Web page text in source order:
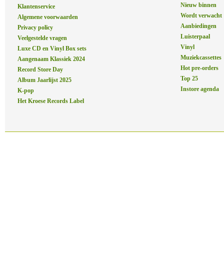
Klantenservice
Algemene voorwaarden
Privacy policy
Veelgestelde vragen
Luxe CD en Vinyl Box sets
Aangenaam Klassiek 2024
Record Store Day
Album Jaarlijst 2025
K-pop
Het Kroese Records Label
Nieuw binnen
Wordt verwacht
Aanbiedingen
Luisterpaal
Vinyl
Muziekcassettes
Hot pre-orders
Top 25
Instore agenda